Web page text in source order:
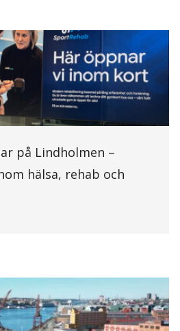
på Lindholmen –
hälsa, rehab och